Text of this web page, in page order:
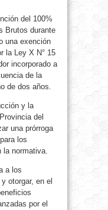
del 100%
Brutos durante
una exención
la Ley X N° 15
incorporado a
de la
de dos años.
y la
del
una prórroga
los
la normativa.
a los
otorgar, en el
por el